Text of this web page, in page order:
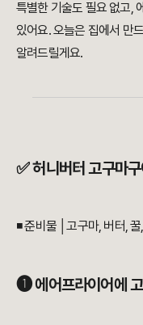
특별한 기술도 필요 없고,
있어요. 오늘은 집에서 만
알려드릴게요.
✅ 허니버터 고구마구
◾ 준비물 │고구마, 버터,
➊ 에어프라이어에 고